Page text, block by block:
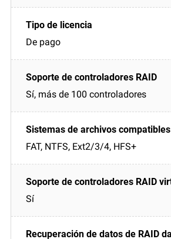
De pago
Sí, más de 100 controladores
FAT, NTFS, Ext2/3/4, HFS+
Sí